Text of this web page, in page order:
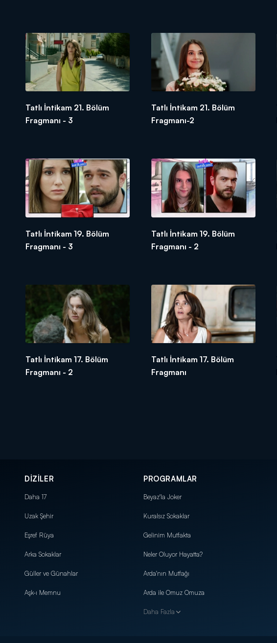
Tatlı İntikam 21. Bölüm
Fragmanı - 3
Tatlı İntikam 21. Bölüm
Fragmanı-2
Tatlı İntikam 19. Bölüm
Fragmanı - 3
Tatlı İntikam 19. Bölüm
Fragmanı - 2
Tatlı İntikam 17. Bölüm
Fragmanı - 2
Tatlı İntikam 17. Bölüm
Fragmanı
DİZİLER
Daha 17
Uzak Şehir
Eşref Rüya
Arka Sokaklar
Güller ve Günahlar
Aşk-ı Memnu
PROGRAMLAR
Beyaz'la Joker
Kuralsız Sokaklar
Gelinim Mutfakta
Neler Oluyor Hayatta?
Arda'nın Mutfağı
Arda ile Omuz Omuza
Daha Fazla